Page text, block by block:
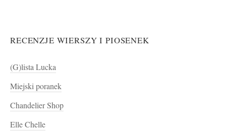
RECENZJE WIERSZY I PIOSENEK
(G)lista Lucka
Miejski poranek
Chandelier Shop
Elle Chelle